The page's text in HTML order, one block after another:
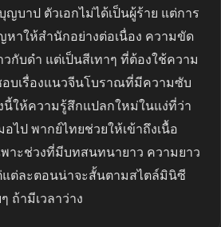
บาป ตัวเอกไม่ได้เป็นผู้ร้าย แต่การ
หาให้สำนักอย่างต่อเนื่อง ความขัด
กับดำ แต่เป็นสีเทาๆ ที่ต้องใช้ความ
บเรื่องแนวจีนโบราณที่มีความซับ
ให้ความรู้สึกแปลกใหม่ในแง่ที่ว่า
ไป พากย์ไทยช่วยให้เข้าถึงเนื้อ
พาะช่วงที่มีบทสนทนายาว ความยาว
แต่ละตอนน่าจะสั้นตามสไตล์มินิซี
ถ้ามีเวลาว่าง